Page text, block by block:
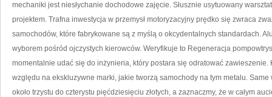
mechaniki jest niesłychanie dochodowe zajęcie. Słusznie usytuowany
projektem. Trafna inwestycja w przemysł motoryzacyjny prędko się zwraca
samochodów, które fabrykowane są z myślą o okcydentalnych standardach.
wyborem pośród ojczystych kierowców. Weryfikuje to Regeneracja
momentalnie udać się do inżynieria, który postara się odratować
względu na ekskluzywne marki, jakie tworzą samochody na tym metalu.
około trzystu do czterystu pięćdziesięciu złotych, a zaznaczmy, że w całym